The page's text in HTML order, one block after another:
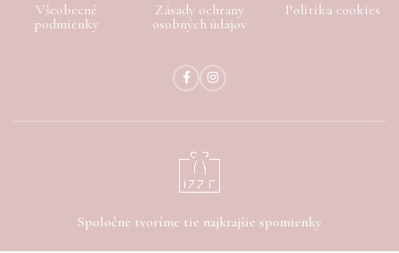
Všeobecné
podmienky
Zásady ochrany
osobných údajov
Politika cookies
Spoločne tvoríme tie najkrajšie spomienky